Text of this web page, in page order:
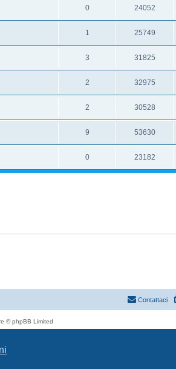
0 24052
1 25749
3 31825
2 32975
2 30528
9 53630
0 23182
Contattaci
© phpBB Limited